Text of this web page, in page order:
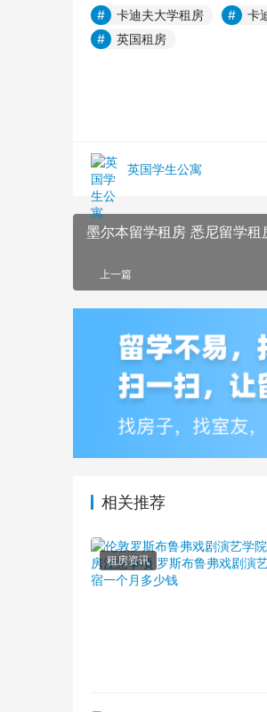
卡迪夫大学租房 卡
英国租房
英国学生公寓
墨尔本留学租房 悉尼留学租
上一篇
相关推荐
租房资讯